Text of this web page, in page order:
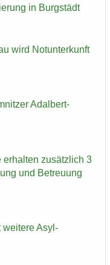
in Burg­städt
wird Not­un­ter­kunft
Adalbert-​
er­hal­ten zu­sätz­lich 3
und Be­treu­ung
wei­te­re Asyl-​